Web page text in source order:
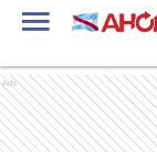
Ads